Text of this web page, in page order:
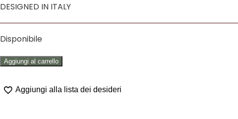
DESIGNED IN ITALY
Disponibile
TOVAGLIOLI
CARTA
"IN
Aggiungi al carrello
Aggiungi alla lista dei desideri